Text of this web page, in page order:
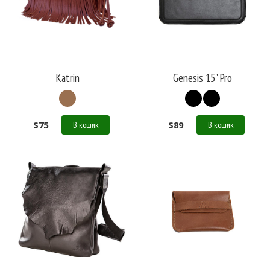
Katrin
$75 В кошик
Genesis 15" Pro
$89 В кошик